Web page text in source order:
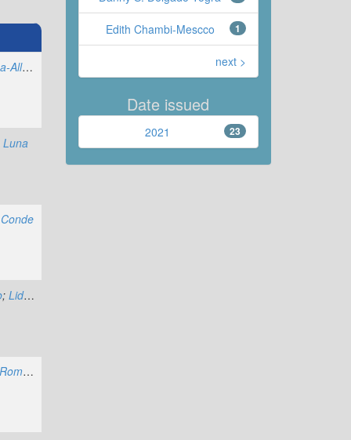
Juan Carlos Muyulema-Allaica José Luis Gavidia-García
Luna
;Lidia Neyra Huamani
Rómulo Cresenciano Romero Centeno
1
Edith Chambi-Mescco
next >
Date issued
23
2021